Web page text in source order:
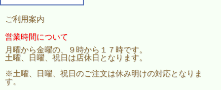
ご利用案内
営業時間について
月曜から金曜の、９時から１７時です。
土曜、日曜、祝日は店休日となります。
※土曜、日曜、祝日のご注文は休み明けの対応となりま
す。